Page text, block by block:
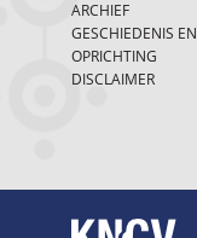
ARCHIEF
GESCHIEDENIS EN
OPRICHTING
DISCLAIMER